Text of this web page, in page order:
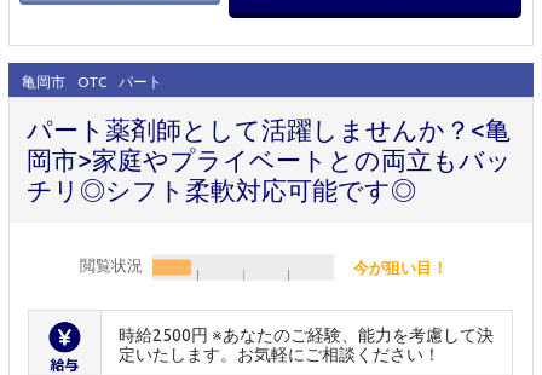
亀岡市 OTC パート
パート薬剤師として活躍しませんか？<亀
岡市>家庭やプライベートとの両立もバッ
チリ◎シフト柔軟対応可能です◎
閲覧状況 今が狙い目！
時給2500円 ※あなたのご経験、能力を考慮して決
定いたします。お気軽にご相談ください！